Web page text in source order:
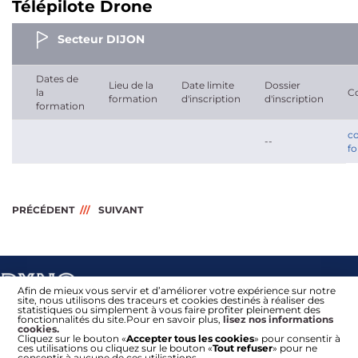
Afin de mieux vous servir et d’améliorer votre expérience sur notre
site, nous utilisons des traceurs et cookies destinés à réaliser des
statistiques ou simplement à vous faire profiter pleinement des
fonctionnalités du site.Pour en savoir plus, lisez nos informations
cookies.
Cliquez sur le bouton «Accepter tous les cookies» pour consentir à
ces utilisations ou cliquez sur le bouton «Tout refuser» pour ne
Télépilote Drone
Secteur DIJON
Dates de
la
formation
Lieu de la
formation
Date limite
d'inscription
Dossier
d'inscription
--
PRÉCÉDENT SUIVANT